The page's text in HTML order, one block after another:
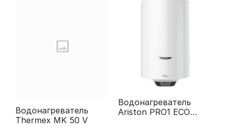
Водонагреватель
Thermex MK 50 V
Водонагреватель
Ariston PRO1 ECO